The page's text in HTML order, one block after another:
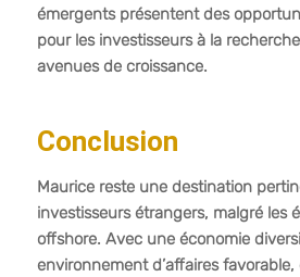
émergents présentent des
pour les investisseurs à la
avenues de croissance.
Conclusion
Maurice reste une destination
investisseurs étrangers, malgré les
offshore. Avec une économie
environnement d’affaires